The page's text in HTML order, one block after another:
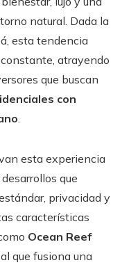
natural. Dada la
esta tendencia
atrayendo
que buscan
con
.
esta experiencia
que
privacidad y
características
Ocean Reef
que fusiona una